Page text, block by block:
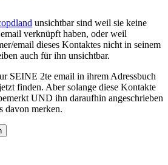
unsichtbar sind weil sie keine
verknüpft haben, oder weil
email dieses Kontaktes nicht in seinem
auch für ihn unsichtbar.
SEINE 2te email in ihrem Adressbuch
finden. Aber solange diese Kontakte
UND ihn daraufhin angeschrieben
davon merken.